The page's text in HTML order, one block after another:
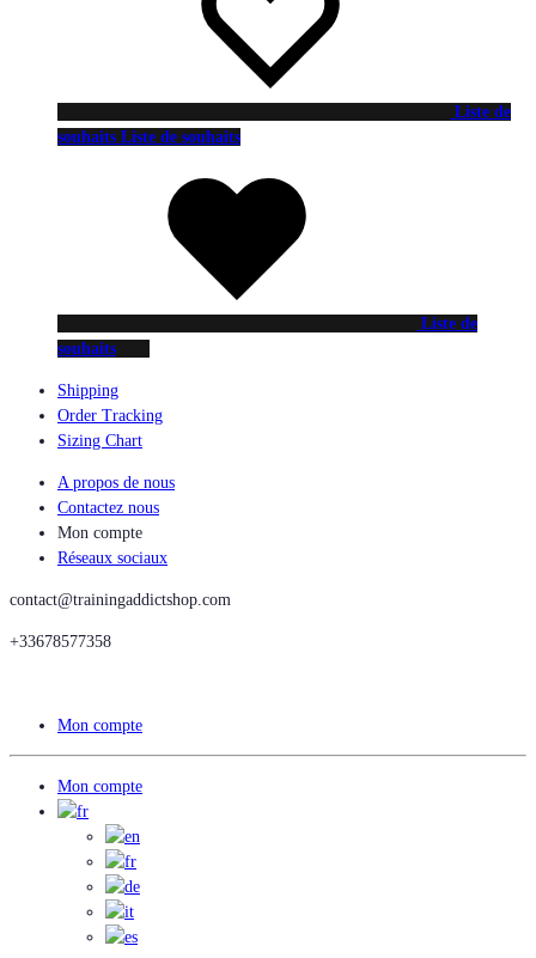
Liste de
souhaits Liste de souhaits
Liste de
souhaits
Shipping
Order Tracking
Sizing Chart
A propos de nous
Contactez nous
Mon compte
Réseaux sociaux
contact@trainingaddictshop.com
+33678577358
Mon compte
Mon compte